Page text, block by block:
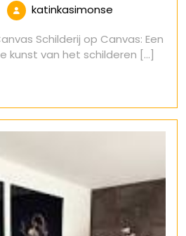
28
februari
katinkasimonse
Schilderij op Canvas: Een
kunst van het schilderen [...]